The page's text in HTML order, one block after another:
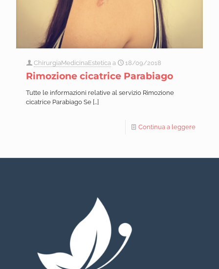
ChirurgiaMedicinaEstetica a 18/09/2018
Rimozione cicatrice Parabiago
Tutte le informazioni relative al servizio Rimozione
cicatrice Parabiago Se […]
Continua a leggere